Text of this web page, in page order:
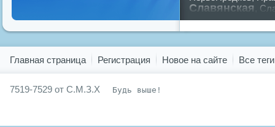
Славянская
предков,путин,
Главная страница Регистрация Новое на сайте Все теги
7519-7529 от С.М.З.Х Будь выше!